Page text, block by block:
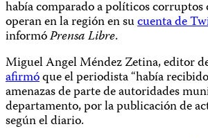
había comparado a políticos corruptos
operan en la región en sucuenta de
informóPrensa Libre.
Miguel Angel Méndez Zetina, editor
afirmóque el periodista “había
amenazas de parte de autoridades
departamento, por la publicación de
según el diario.